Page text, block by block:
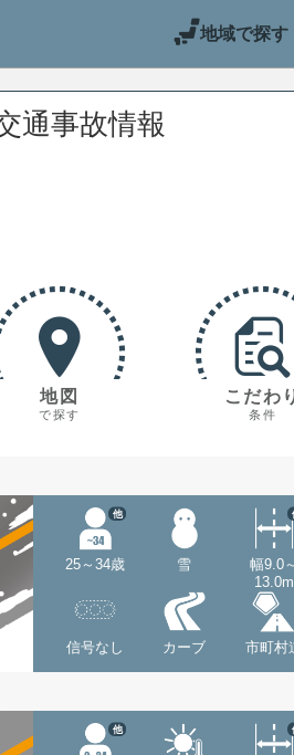
地域で探す
通事故情報
地図
で探す
こだわ
条件
25～34歳
他
雪
幅9.0～
13.0m
信号なし カーブ 市町村
他